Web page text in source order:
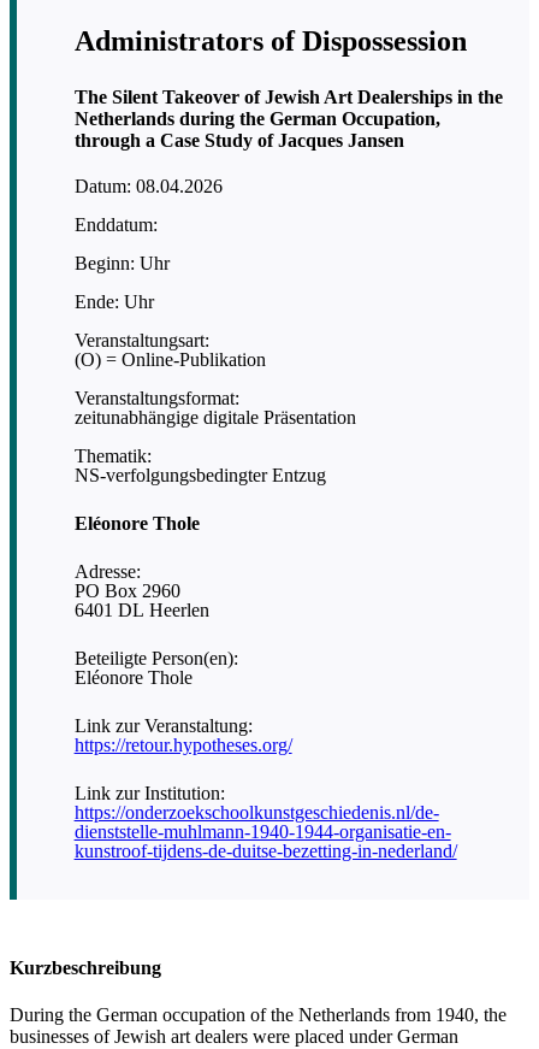
Administrators of Dispossession
The Silent Takeover of Jewish Art Dealerships in the
Netherlands during the German Occupation,
through a Case Study of Jacques Jansen
Datum: 08.04.2026
Enddatum:
Beginn: Uhr
Ende: Uhr
Veranstaltungsart:
(O) = Online-Publikation
Veranstaltungsformat:
zeitunabhängige digitale Präsentation
Thematik:
NS-verfolgungsbedingter Entzug
Eléonore Thole
Adresse:
PO Box 2960
6401 DL Heerlen
Beteiligte Person(en):
Eléonore Thole
Link zur Veranstaltung:
https://retour.hypotheses.org/
Link zur Institution:
https://onderzoekschoolkunstgeschiedenis.nl/de-
dienststelle-muhlmann-1940-1944-organisatie-en-
kunstroof-tijdens-de-duitse-bezetting-in-nederland/
Kurzbeschreibung
During the German occupation of the Netherlands from 1940, the
businesses of Jewish art dealers were placed under German